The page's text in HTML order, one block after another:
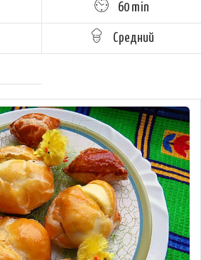
60 min
Средний